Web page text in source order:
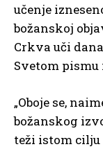
učenje
božanskoj
Crkva uči
Svetom pismu
„Oboje se,
božanskog
teži istom cilju